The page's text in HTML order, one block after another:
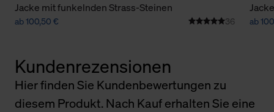
Jacke mit funkelnden Strass-Steinen
ab 100,50 € 36 ab
Kundenrezensionen
Hier finden Sie Kundenbewertungen zu
diesem Produkt. Nach Kauf erhalten Sie eine